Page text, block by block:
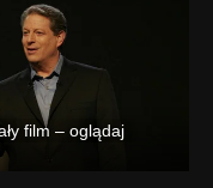
film – oglądaj